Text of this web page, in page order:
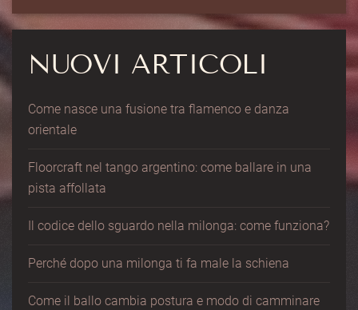
NUOVI ARTICOLI
Come nasce una fusione tra flamenco e danza
orientale
Floorcraft nel tango argentino: come ballare in una
pista affollata
Il codice dello sguardo nella milonga: come funziona?
Perché dopo una milonga ti fa male la schiena
Come il ballo cambia postura e modo di camminare